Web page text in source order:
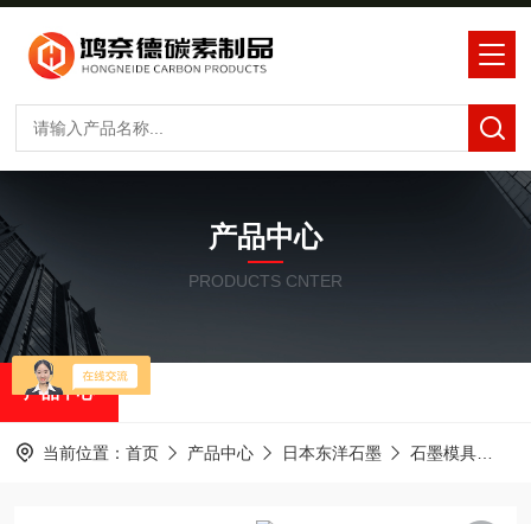
产品中心
PRODUCTS CNTER
产品中心
当前位置： 首页 产品中心 日本东洋石墨 石墨模具